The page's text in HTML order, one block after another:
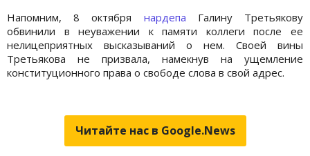
Напомним, 8 октября нардепа Галину Третьякову
обвинили в неуважении к памяти коллеги после ее
нелицеприятных высказываний о нем. Своей вины
Третьякова не призвала, намекнув на ущемление
конституционного права о свободе слова в свой адрес.
Читайте нас в Google.News